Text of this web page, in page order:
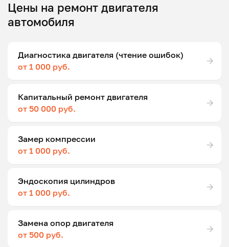
Цены на ремонт двигателя
автомобиля
Диагностика двигателя (чтение ошибок)
от 1 000 руб.
Капитальный ремонт двигателя
от 50 000 руб.
Замер компрессии
от 1 000 руб.
Эндоскопия цилиндров
от 1 000 руб.
Замена опор двигателя
от 500 руб.